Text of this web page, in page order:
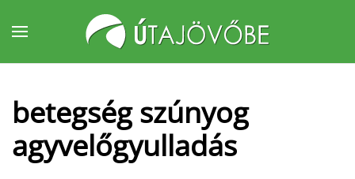
Fő tartalom átugrása
betegség szúnyog
agyvelőgyulladás